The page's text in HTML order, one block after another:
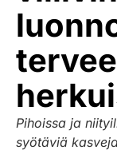
Pihoissa ja
syötäviä